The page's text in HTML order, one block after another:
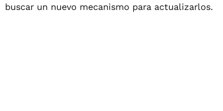
buscar un nuevo mecanismo para actualizarlos.